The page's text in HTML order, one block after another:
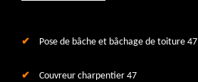
Pose de bâche et bâchage de toiture 47
Couvreur charpentier 47